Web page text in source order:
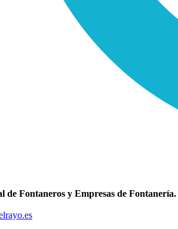
de Fontaneros y Empresas de Fontanería.